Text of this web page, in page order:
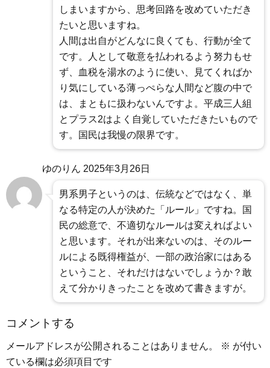
しまいますから、思考回路を改めていただき
たいと思いますね。
人間は出自がどんなに良くても、行動が全て
です。人として敬意を払われるよう努力もせ
ず、血税を湯水のように使い、見てくればか
り気にしている薄っぺらな人間など腹の中で
は、まともに扱わないんですよ。平成三人組
とプラス2はよく自覚していただきたいもので
す。国民は我慢の限界です。
ゆのりん 2025年3月26日
男系男子というのは、伝統などではなく、単
なる特定の人が決めた「ルール」ですね。国
民の総意で、不適切なルールは変えればよい
と思います。それが出来ないのは、そのルー
ルによる既得権益が、一部の政治家にはある
ということ、それだけはないでしょうか？敢
えて分かりきったことを改めて書きますが。
コメントする
メールアドレスが公開されることはありません。 ※ が付い
ている欄は必須項目です